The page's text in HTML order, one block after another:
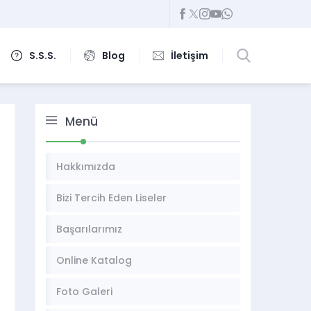
S.S.S. Blog İletişim
Menü
Hakkımızda
Bizi Tercih Eden Liseler
Başarılarımız
Online Katalog
Foto Galeri